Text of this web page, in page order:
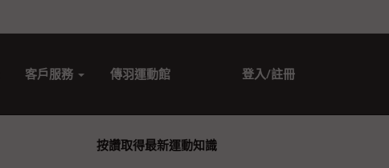
客戶服務 傳羽運動館 登入/註冊
按讚取得最新運動知識